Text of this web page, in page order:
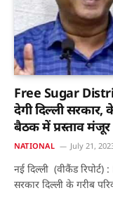
Free Sugar
देगी दिल्ली
बैठक में प्रस्ताव मंजूर
NATIONAL July 21,
नई दिल्ली (वीकैंड
सरकार दिल्ली के गरीब